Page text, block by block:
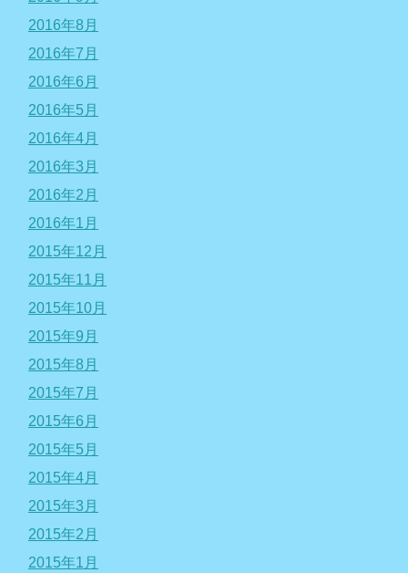
2016年8月
2016年7月
2016年6月
2016年5月
2016年4月
2016年3月
2016年2月
2016年1月
2015年12月
2015年11月
2015年10月
2015年9月
2015年8月
2015年7月
2015年6月
2015年5月
2015年4月
2015年3月
2015年2月
2015年1月